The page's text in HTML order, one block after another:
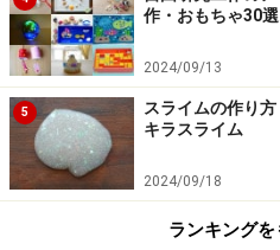
■ビーズをうろこ風に
胴部分のフエルトに、ビーズ
作・おもちゃ30選
2024/09/13
5
スライムの作り
キラスライム
2024/09/18
ランキング